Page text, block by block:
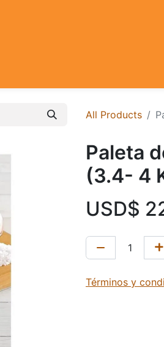
All Products
Paleta
(3.4- 4
USD$
Términos y